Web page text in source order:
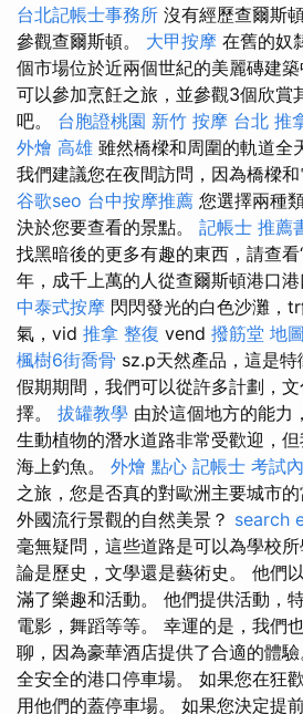
台北記帳士事務所 沒有經歷查爾斯
參觀查爾斯頓。 大甲按摩 在舊的奴
個市場位於近兩個世紀的美麗磚建
可以參加烹飪之旅，並參觀3個欣賞
吧。 台胞證桃園 新竹 按摩 台北 推
外燴 高雄 雖然橋樑和周圍的軌道全
我們建議您在夜間訪問，因為橋樑和
谷歌seo 台中按摩推薦 您選擇兩種
決於您要查看的景點。 記帳士 推薦
找黑暗後的更多有趣的東西，請查
年，成千上萬的人從查爾斯頓港口港
中泰式按摩 閃閃發光的白色沙灘，
氣，vid 推拿 整復 vend 撥筋堂 地圖
楓樹6街喬骨 sz.p天然產品，這是特
假期期間，我們可以從許多計劃，
擇。 拔罐教學 由於這個地方的能力
生動植物的潛水道路非常受歡迎，
海上釣魚。 外燴 點心 記帳士 考試
之旅，您是否真的對歐洲主要城市
外國流行景觀的自然美景？ search
毫無疑問，這些道路是可以為學校
論是歷史，文學還是藝術史。 他們
滿了樂趣和活動。 他們提供活動，
電影，舞蹈等等。 幸運的是，我們
聊，因為豪華酒店提供了合適的體
全安全的港口停車場。 如果您在狂
用他們的蓋停車場。 如果您決定提